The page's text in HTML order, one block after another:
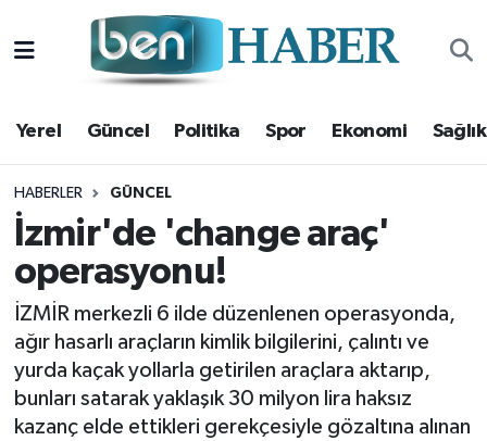
Yerel Güncel Politika Spor Ekonomi Sağlık
HABERLER GÜNCEL
İzmir'de 'change araç'
operasyonu!
İZMİR merkezli 6 ilde düzenlenen operasyonda,
ağır hasarlı araçların kimlik bilgilerini, çalıntı ve
yurda kaçak yollarla getirilen araçlara aktarıp,
bunları satarak yaklaşık 30 milyon lira haksız
kazanç elde ettikleri gerekçesiyle gözaltına alınan
Yerel
Güncel
Politika
Spor
Ekonomi
Sağlık
Magazin
Hava Durumu
Trafik Durumu
Süper Lig Puan Durumu ve Fikstür
Tüm Manşetler
Son Dakika Haberleri
Haber Arşivi